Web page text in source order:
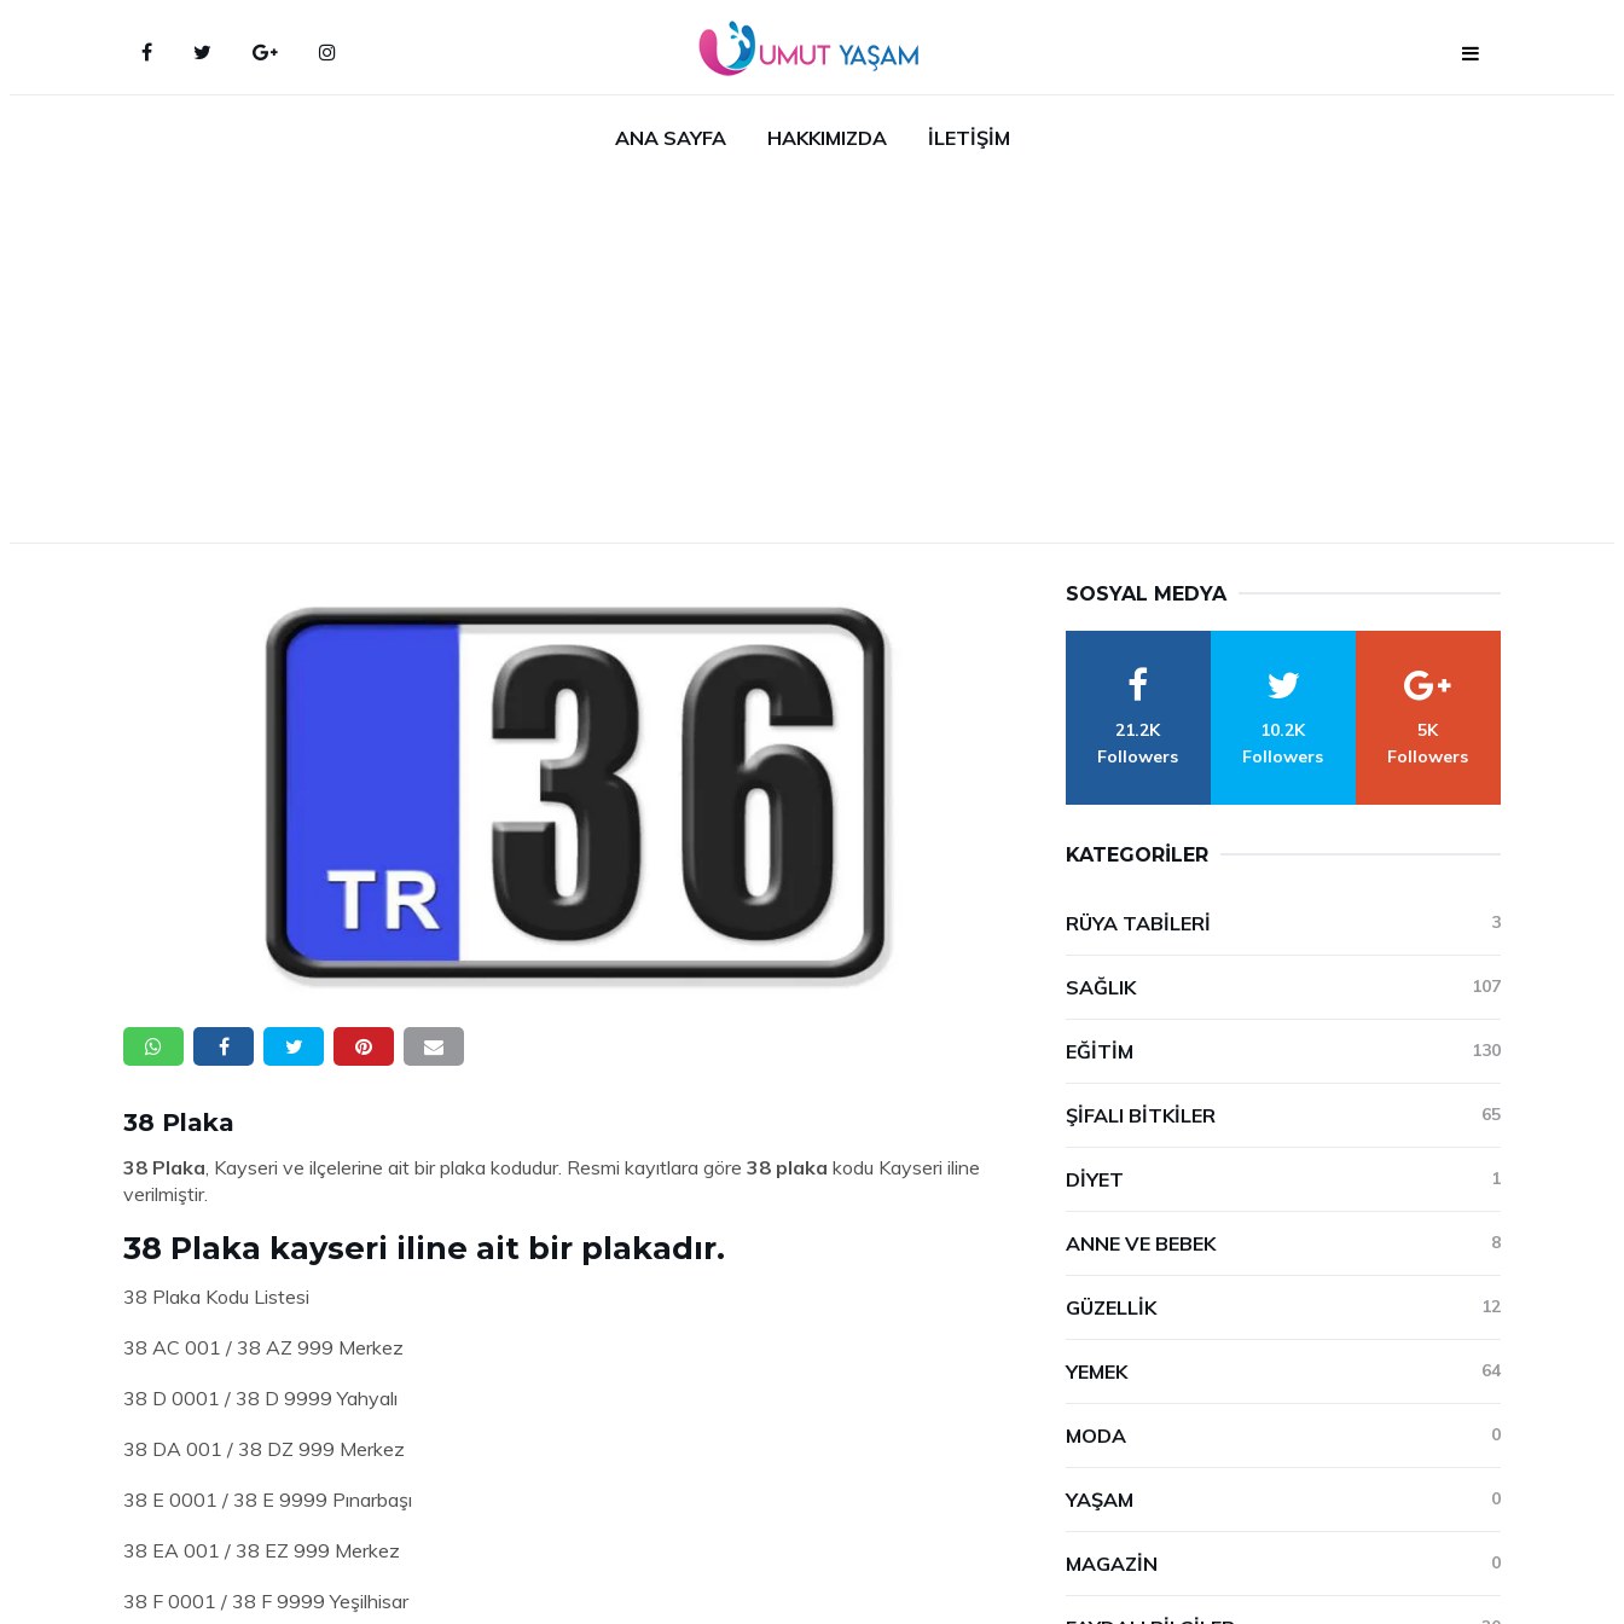
ANA SAYFA HAKKIMIZDA İLETIŞIM
38 Plaka
38 Plaka, Kayseri ve ilçelerine ait bir plaka kodudur. Resmi kayıtlara göre 38 plaka kodu Kayseri iline
verilmiştir.
38 Plaka kayseri iline ait bir plakadır.
38 Plaka Kodu Listesi
38 AC 001 / 38 AZ 999 Merkez
38 D 0001 / 38 D 9999 Yahyalı
38 DA 001 / 38 DZ 999 Merkez
38 E 0001 / 38 E 9999 Pınarbaşı
38 EA 001 / 38 EZ 999 Merkez
38 F 0001 / 38 F 9999 Yeşilhisar
SOSYAL MEDYA
21.2K
Followers
10.2K
Followers
5K
Followers
KATEGORILER
RÜYA TABILERI 3
SAĞLIK 107
EĞITIM 130
ŞIFALI BITKILER 65
DIYET 1
ANNE VE BEBEK 8
GÜZELLIK 12
YEMEK 64
MODA 0
YAŞAM 0
MAGAZIN 0